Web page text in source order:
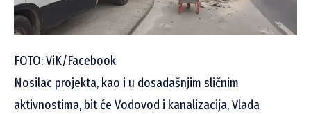
FOTO: ViK/Facebook
Nosilac projekta, kao i u dosadašnjim sličnim
aktivnostima, bit će Vodovod i kanalizacija, Vlada